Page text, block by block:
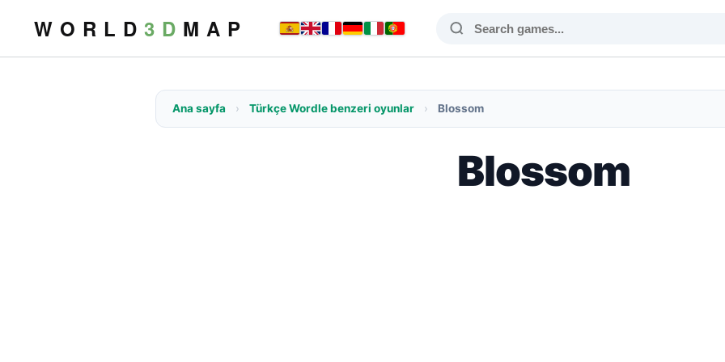
W O R L D 3 D M A P
Ana sayfa › Türkçe Wordle benzeri oyunlar › Blossom
Blossom